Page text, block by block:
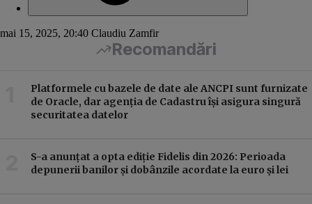
mai 15, 2025, 20:40 Claudiu Zamfir
Recomandări
Platformele cu bazele de date ale ANCPI sunt furnizate
de Oracle, dar agenția de Cadastru își asigura singură
securitatea datelor
S-a anunțat a opta ediție Fidelis din 2026: Perioada
depunerii banilor și dobânzile acordate la euro și lei